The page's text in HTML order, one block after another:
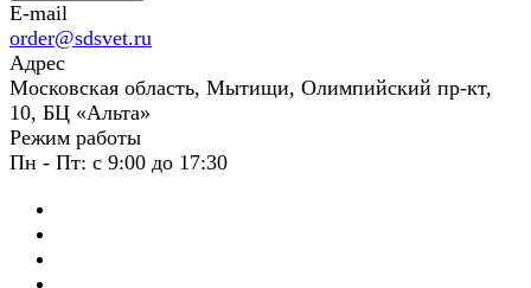
E-mail
order@sdsvet.ru
Адрес
Московская область, Мытищи, Олимпийский пр-кт,
10, БЦ «Альта»
Режим работы
Пн - Пт: с 9:00 до 17:30